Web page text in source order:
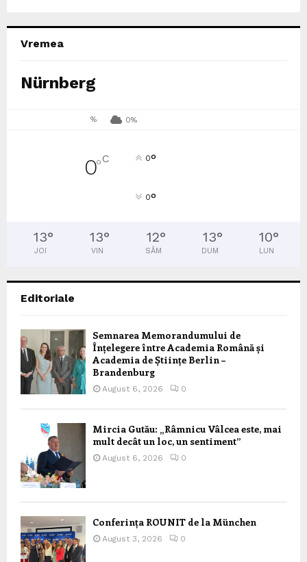
Vremea
Nürnberg
% 0%
0°C 0°
0°
13°
JOI
13°
VIN
12°
SÂM
13°
DUM
10°
LUN
Editoriale
Semnarea Memorandumului de
Înțelegere între Academia Română și
Academia de Științe Berlin –
Brandenburg
August 6, 2026 0
Mircia Gutău: „Râmnicu Vâlcea este, mai
mult decât un loc, un sentiment”
August 6, 2026 0
Conferința ROUNIT de la München
August 3, 2026 0